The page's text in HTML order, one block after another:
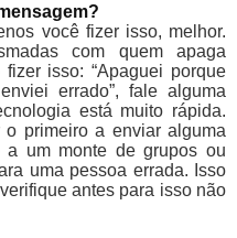
você fizer isso, melhor.
com quem apaga
isso: “Apaguei porque
errado”, fale alguma
está muito rápida.
primeiro a enviar alguma
um monte de grupos ou
uma pessoa errada. Isso
antes para isso não